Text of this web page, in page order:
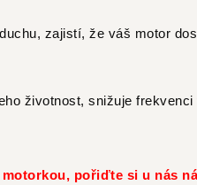
zajistí, že váš motor
životnost, snižuje
pořiďte si u nás